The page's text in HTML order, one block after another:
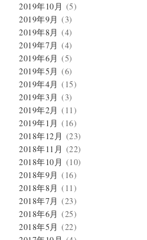
2019年10月 (5)
2019年9月 (3)
2019年8月 (4)
2019年7月 (4)
2019年6月 (5)
2019年5月 (6)
2019年4月 (15)
2019年3月 (3)
2019年2月 (11)
2019年1月 (16)
2018年12月 (23)
2018年11月 (22)
2018年10月 (10)
2018年9月 (16)
2018年8月 (11)
2018年7月 (23)
2018年6月 (25)
2018年5月 (22)